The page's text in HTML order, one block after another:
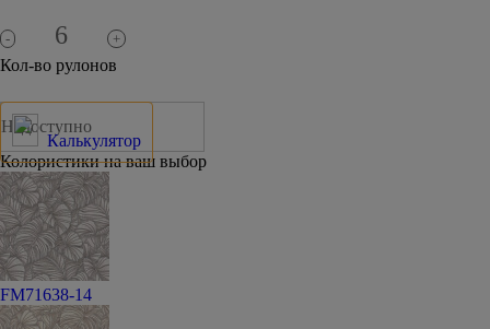
- +
Кол-во рулонов
Калькулятор
Недоступно
Колористики на ваш выбор
FM71638-14